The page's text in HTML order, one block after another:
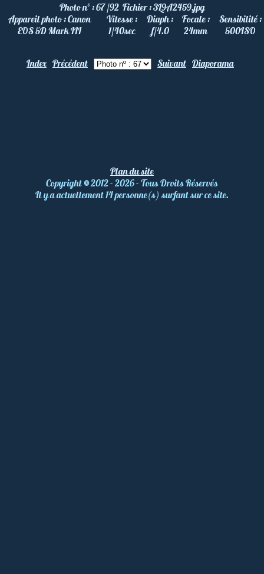
Photo nº :67 /92 Fichier :3L9A2459.jpg
Appareil photo :Canon
EOS 5D Mark III
Vitesse :
1/40sec
Diaph :
f/4.0
Focale :
24mm
Sensibilité :
500ISO
Index Précédent Suivant Diaporama
Plan du site
Copyright©2012 - 2026 - Tous Droits Réservés
Il y a actuellement 14 personne(s) surfant sur ce site.